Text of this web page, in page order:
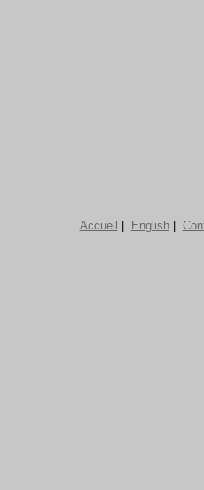
Accueil English|